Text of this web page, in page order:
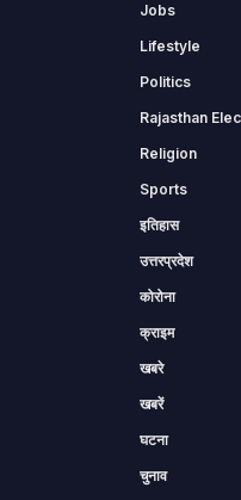
Jobs
Lifestyle
Politics
Rajasthan
Religion
Sports
इतिहास
उत्तरप्रदेश
कोरोना
क्राइम
खबरे
खबरें
घटना
चुनाव